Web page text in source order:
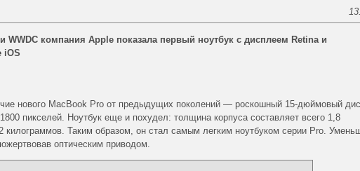
WWDC компания Apple показала первый ноутбук c дисплеем Retina и
iOS
нового MacBook Pro от предыдущих поколений — роскошный 15-дюймовый
пикселей. Ноутбук еще и похудел: толщина корпуса составляет всего 1,8
килограммов. Таким образом, он стал самым легким ноутбуком серии Pro.
оптическим приводом.